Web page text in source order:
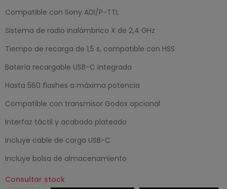
Compatible con Sony ADI/P-TTL
Sistema de radio inalámbrico X de 2,4 GHz
Tiempo de recarga de 1,5 s, compatible con HSS
Batería recargable USB-C integrada
Hasta 560 flashes a máxima potencia
Compatible con transmisor Godox opcional
Interfaz táctil y acabado plateado
Incluye cable de carga USB-C
Incluye bolsa de almacenamiento
Consultar stock